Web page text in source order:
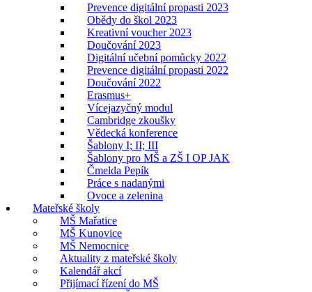
Prevence digitální propasti 2023
Obědy do škol 2023
Kreativní voucher 2023
Doučování 2023
Digitální učební pomůcky 2022
Prevence digitální propasti 2022
Doučování 2022
Erasmus+
Vícejazyčný modul
Cambridge zkoušky
Vědecká konference
Šablony I; II; III
Šablony pro MŠ a ZŠ I OP JAK
Čmelda Pepík
Práce s nadanými
Ovoce a zelenina
Mateřské školy
MŠ Mařatice
MŠ Kunovice
MŠ Nemocnice
Aktuality z mateřské školy
Kalendář akcí
Přijímací řízení do MŠ